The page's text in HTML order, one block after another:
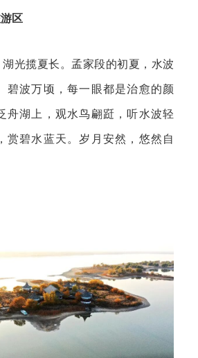
区
光揽夏长。孟家段的初夏，水波
碧波万顷，每一眼都是治愈的颜
舟湖上，观水鸟翩跹，听水波轻
赏碧水蓝天。岁月安然，悠然自